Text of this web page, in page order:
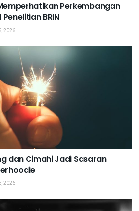
Perkembangan
BRIN
2026
dan Cimahi Jadi Sasaran
2026